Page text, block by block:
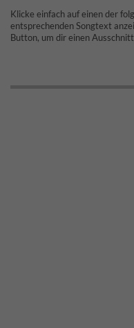
Klicke einfach auf einen der
entsprechenden Songtext
Button, um dir einen